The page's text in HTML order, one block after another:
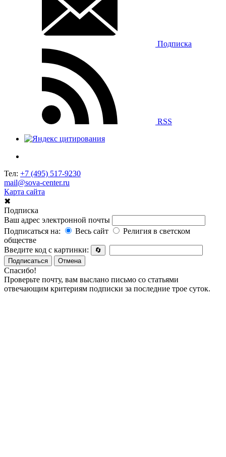
Подписка
RSS
Тел: +7 (495) 517-9230
mail@sova-center.ru
Карта сайта
✖
Подписка
Ваш адрес электронной почты
Подписаться на:
Весь сайт
Религия в светском
обществе
Введите код с картинки:
🔄
Подписаться
Отмена
Спасибо!
Проверьте почту, вам выслано письмо со статьями
отвечающим критериям подписки за последние трое суток.